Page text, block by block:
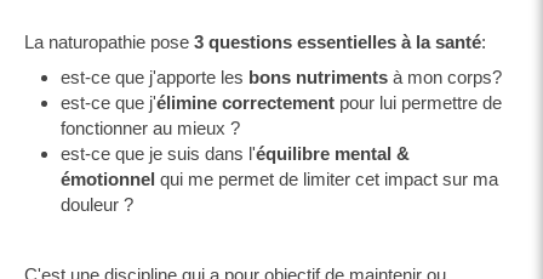
La naturopathie pose 3 questions essentielles à la santé:
est-ce que j'apporte les bons nutriments à mon corps?
est-ce que j'élimine correctement pour lui permettre de
fonctionner au mieux ?
est-ce que je suis dans l'équilibre mental &
émotionnel qui me permet de limiter cet impact sur ma
douleur ?
C'est une discipline qui a pour objectif de maintenir ou